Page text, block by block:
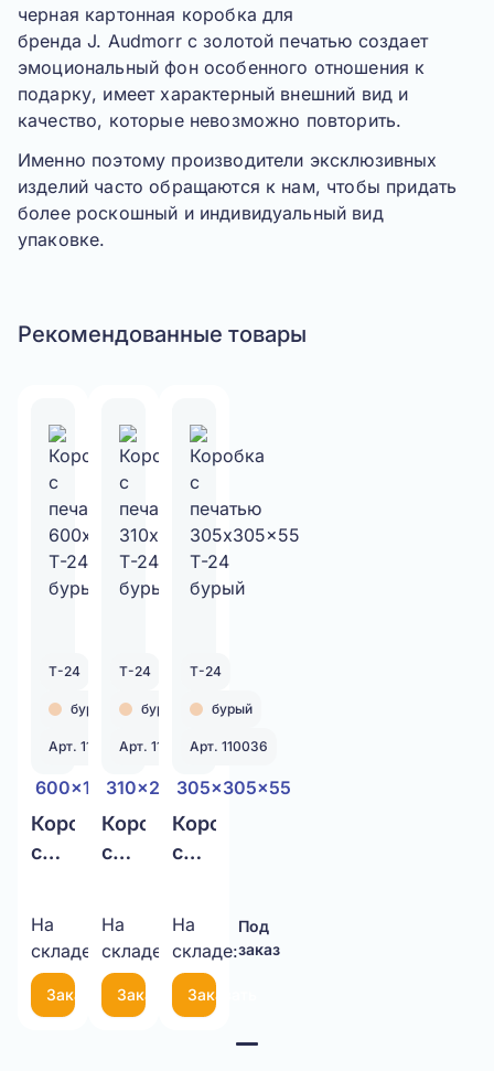
черная картонная коробка для
брендаJ. Audmorrс золотой печатью создает
эмоциональный фон особенного отношения к
подарку, имеет характерный внешний вид и
качество, которые невозможно повторить.
Именно поэтому производители эксклюзивных
изделий часто обращаются к нам, чтобы придать
более роскошный и индивидуальный вид
упаковке.
Рекомендованные товары
Т-24
бурый
Арт. 110031
600x175x70
Коробка
с
Т-24
бурый
На
складе:
Под
заказ
Заказать
Т-24
бурый
Арт. 110035
310x240x115
Коробка
с
Т-24
бурый
На
складе:
Под
заказ
Заказать
Т-24
бурый
Арт. 110036
305x305x55
Коробка
с
Т-24
бурый
На
складе:
Под
заказ
Заказать